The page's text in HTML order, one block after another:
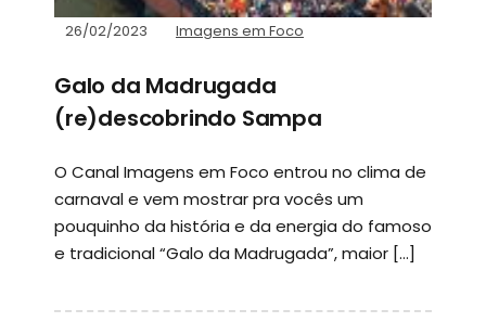
26/02/2023 Imagens em Foco
Galo da Madrugada
(re)descobrindo Sampa
O Canal Imagens em Foco entrou no clima de
carnaval e vem mostrar pra vocês um
pouquinho da história e da energia do famoso
e tradicional “Galo da Madrugada”, maior […]